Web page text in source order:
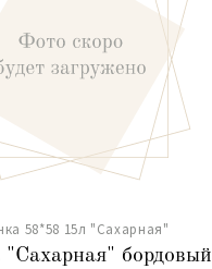
58*58 15л "Сахарная"
бордовый